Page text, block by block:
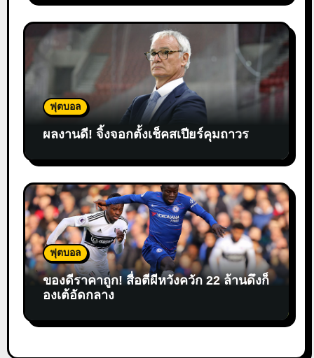
ฟุตบอล
ผลงานดี! จิ้งจอกตั้งเช็คสเปียร์คุมถาวร
ฟุตบอล
ของดีราคาถูก! สื่อตีผีหวังควัก 22 ล้านดึงก็
องเต้อัดกลาง